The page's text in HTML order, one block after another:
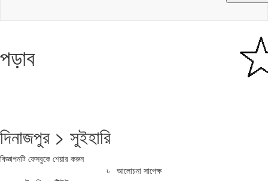
পড়াব
দিনাজপুর > সুইহারি
বিজ্ঞাপনটি ফেসবুকে শেয়ার করুন
৳ আলোচনা সাপেক্ষ